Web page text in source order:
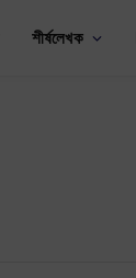
শীর্ষলেখক